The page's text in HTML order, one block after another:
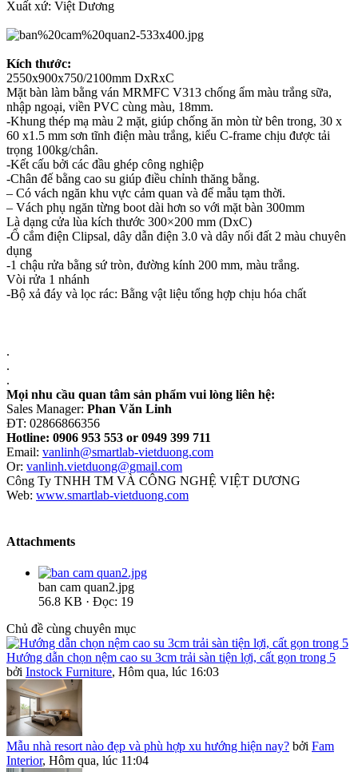
Xuất xứ: Việt Dương
Kích thước:
2550x900x750/2100mm DxRxC
Mặt bàn làm bằng ván MRMFC V313 chống ẩm màu trắng sữa,
nhập ngoại, viền PVC cùng màu, 18mm.
-Khung thép mạ màu 2 mặt, giúp chống ăn mòn từ bên trong, 30 x
60 x1.5 mm sơn tĩnh điện màu trắng, kiểu C-frame chịu được tải
trọng 100kg/chân.
-Kết cấu bởi các đầu ghép công nghiệp
-Chân đế bằng cao su giúp điều chỉnh thăng bằng.
– Có vách ngăn khu vực cảm quan và để mẫu tạm thời.
– Vách phụ ngăn từng boot dài hơn so với mặt bàn 300mm
Là dạng cửa lùa kích thước 300×200 mm (DxC)
-Ổ cắm điện Clipsal, dây dẫn điện 3.0 và dây nối đất 2 màu chuyên
dụng
-1 chậu rửa bằng sứ tròn, đường kính 200 mm, màu trắng.
Vòi rửa 1 nhánh
-Bộ xả đáy và lọc rác: Bằng vật liệu tổng hợp chịu hóa chất
.
.
.
Mọi nhu cầu quan tâm sản phẩm vui lòng liên hệ:
Sales Manager: Phan Văn Linh
ĐT: 02866866356
Hotline: 0906 953 553 or 0949 399 711
Email: vanlinh@smartlab-vietduong.com
Or: vanlinh.vietduong@gmail.com
Công Ty TNHH TM VÀ CÔNG NGHỆ VIỆT DƯƠNG
Web: www.smartlab-vietduong.com
Attachments
ban cam quan2.jpg
56.8 KB · Đọc: 19
Chủ đề cùng chuyên mục
Hướng dẫn chọn nệm cao su 3cm trải sàn tiện lợi, cất gọn trong 5
bởi Instock Furniture, Hôm qua, lúc 16:03
Mẫu nhà resort nào đẹp và phù hợp xu hướng hiện nay? bởi Fam
Interior, Hôm qua, lúc 11:04